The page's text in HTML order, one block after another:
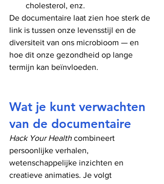
cholesterol, enz.
De documentaire laat zien hoe sterk de
link is tussen onze levensstijl en de
diversiteit van ons microbioom — en
hoe dit onze gezondheid op lange
termijn kan beïnvloeden.
Wat je kunt verwachten
van de documentaire
Hack Your Health combineert
persoonlijke verhalen,
wetenschappelijke inzichten en
creatieve animaties. Je volgt